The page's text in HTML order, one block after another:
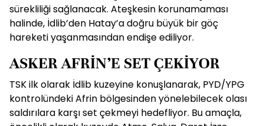
sürekliliği sağlanacak. Ateşkesin korunamaması
halinde, İdlib’den Hatay’a doğru büyük bir göç
hareketi yaşanmasından endişe ediliyor.
ASKER AFRİN’E SET ÇEKİYOR
TSK ilk olarak İdlib kuzeyine konuşlanarak, PYD/YPG
kontrolündeki Afrin bölgesinden yönelebilecek olası
saldırılara karşı set çekmeyi hedefliyor. Bu amaçla,